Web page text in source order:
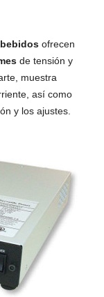
ofrecen
de tensión y
muestra
así como
y los ajustes.